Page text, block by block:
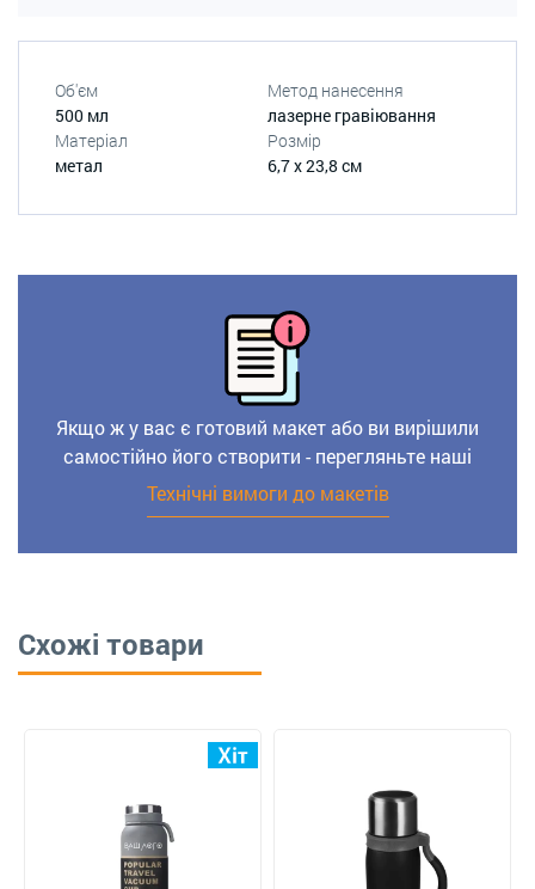
Об'єм
500 мл
Метод нанесення
лазерне гравіювання
Матеріал
метал
Розмір
6,7 х 23,8 см
Якщо ж у вас є готовий макет або ви вирішили
самостійно його створити - перегляньте наші
Технічні вимоги до макетів
Схожі товари